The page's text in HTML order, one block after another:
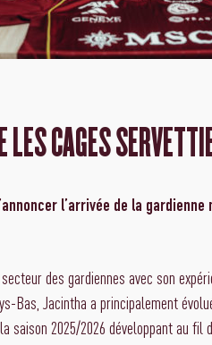
CAGES
l’arrivée de la
des gardiennes avec son
Bas, Jacintha a principalement
saison 2025/2026 développant au